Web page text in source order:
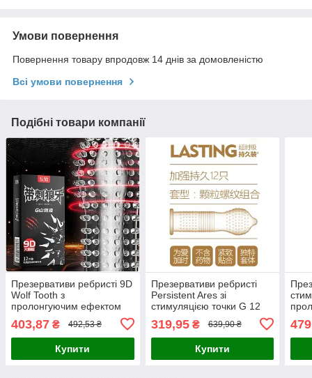
Умови повернення
Повернення товару впродовж 14 днів за домовленістю
Всі умови повернення
Подібні товари компанії
Презервативи ребристі 9D
Wolf Tooth з
пролонгуючим ефектом
403,87 ₴ 492,53 ₴
Купити
Презервативи ребристі
Persistent Ares зі
стимуляцією точки G 12
319,95₴ 639,90 ₴
Купити